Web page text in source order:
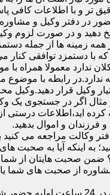
تر و با اطلاعات کافی
در دفتر وکیل و مشاوره
دهید و در صورت لزوم
همه زمینه ها از جمله
با دستمزد توافقی کنار
ندارد معمولا همراه با
ندارد.در رابطه با موضوع
وکیل قرار دهید.وکیل
اگر در جستجوی یک
کرده اید،اطلاعات درستی
فرزندان و اموال بدهید.
وکالت مراجعه می کنید
به اینکه آیا به صحبت
ضمن صحبت هایتان از
از صحبت های شما